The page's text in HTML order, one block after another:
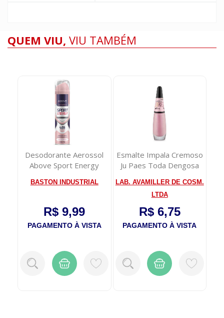
QUEM VIU, VIU TAMBÉM
Desodorante Aerossol
Above Sport Energy
BASTON INDUSTRIAL
R$ 9,99
PAGAMENTO À VISTA
Esmalte Impala Cremoso
Ju Paes Toda Dengosa
LAB. AVAMILLER DE COSM.
LTDA
R$ 6,75
PAGAMENTO À VISTA